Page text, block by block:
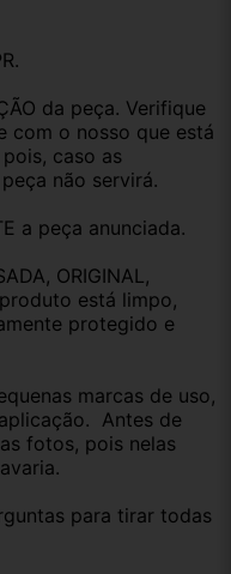
da peça. Verifique
com o nosso que está
caso as
não servirá.
a peça anunciada.
ORIGINAL,
está limpo,
protegido e
marcas de uso,
Antes de
fotos, pois nelas
para tirar todas